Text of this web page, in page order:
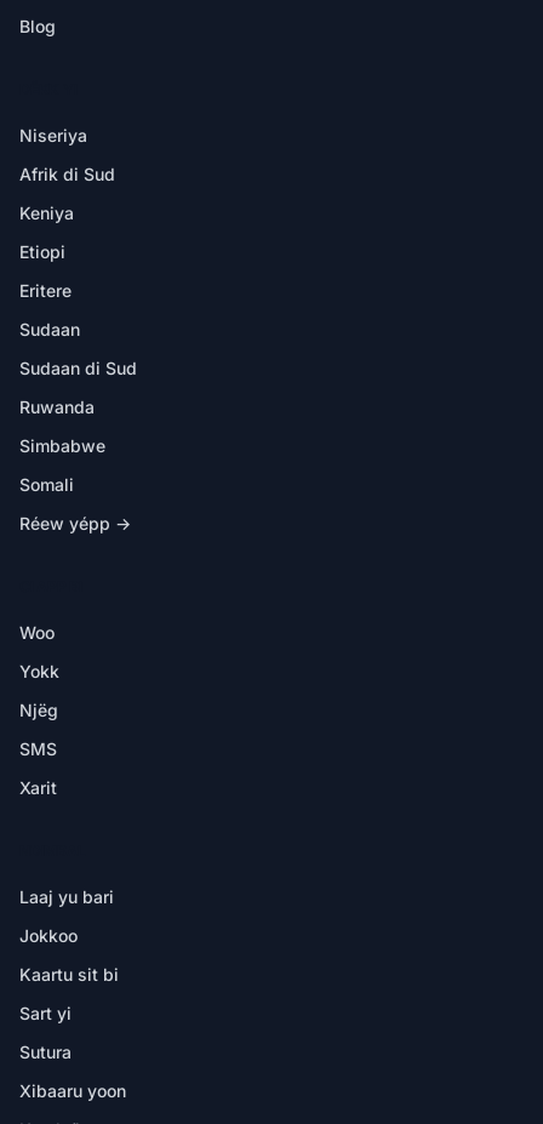
Blog
Niseriya
Afrik di Sud
Keniya
Etiopi
Eritere
Sudaan
Sudaan di Sud
Ruwanda
Simbabwe
Somali
Réew yépp →
Woo
Yokk
Njëg
SMS
Xarit
Laaj yu bari
Jokkoo
Kaartu sit bi
Sart yi
Sutura
Xibaaru yoon